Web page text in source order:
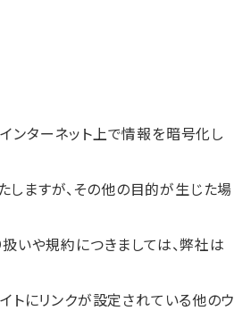
ンターネット上で情報を暗号化し
ますが、その他の目的が生じた場
いや規約につきましては、弊社は
トにリンクが設定されている他のウ